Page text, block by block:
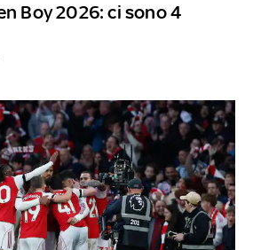
Boy 2026: ci sono 4